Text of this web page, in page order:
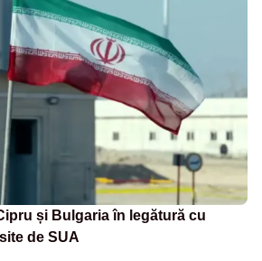
și Bulgaria în legătură cu
de SUA